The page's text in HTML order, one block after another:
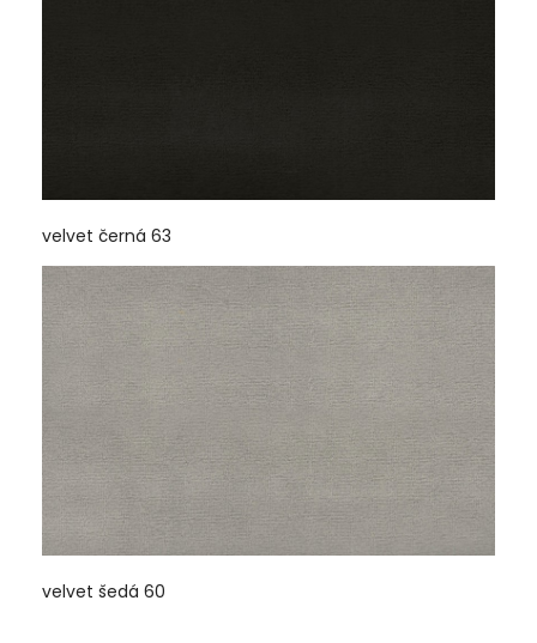
velvet černá 63
velvet šedá 60